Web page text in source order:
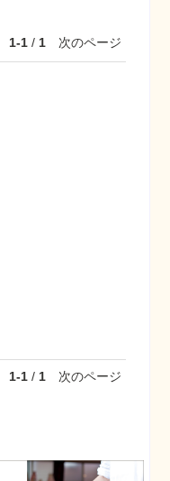
1-1 / 1 次のページ
1-1 / 1 次のページ